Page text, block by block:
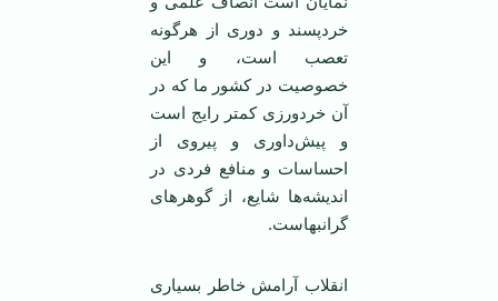
خردپسند و دوری از هرگونه
تعصب است، و اين
خصوصيت در کشور ما که در
آن خردورزی کمتر رايج است
و پيش‌داوری و پيروی از
احساسات و منافع فردی در
انديشه‌ها شايع، از گوهرهای
گرانبهاست.
انقلاب آرامش خاطر بسياری